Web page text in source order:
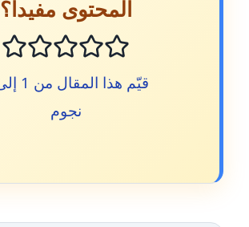
المحتوى مفيداً؟
نجوم